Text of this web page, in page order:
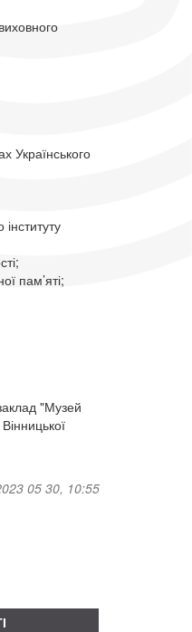
Українського
пам’яті;
"Музей
05 30, 10:55